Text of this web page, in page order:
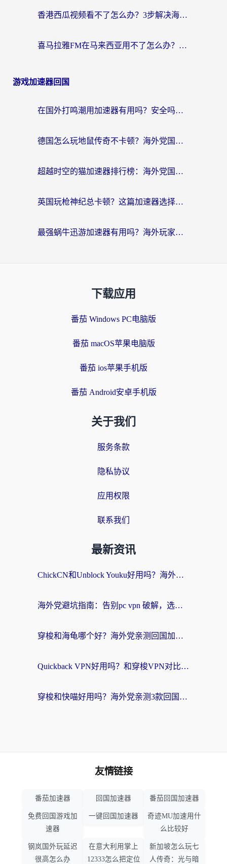
香港西瓜视频看不了怎么办？3步解决海外追剧难题，附靠谱加速器推荐
喜马拉雅FM在马来西亚用不了怎么办？海外华人亲测有效的回国加速指南
游戏加速器回国
在国外打鸣潮用加速器有用吗？安全吗？海外玩家国服游戏加速全指南
德国怎么玩地鼠传奇不卡顿？海外党国服游戏加速全攻略（含战双EVE实用指南）
超越时空的猫加速器排行榜：海外党国服游戏不卡顿的终极选择指南
英国玩枪神纪总卡顿？这篇加速器选择指南帮你告别延迟（附实测推荐）
最强蜗牛迅游加速器有用吗？海外玩家国服游戏加速避坑指南（附德国玩忍者必须死3流星蝴蝶剑解决办法）
下载应用
番茄 Windows PC电脑版
番茄 macOS苹果电脑版
番茄 ios苹果手机版
番茄 Android安卓手机版
关于我们
服务条款
隐私协议
应用权限
联系我们
最新资讯
ChickCN和Unblock Youku好用吗？海外党亲测3款回国加速器，附iOS免费选择指南
海外党避坑指南：告别pc vpn 破解，选对回国加速器轻松访问国内资源
穿梭和海龟哪个好？海外党亲测回国加速器，附电脑免费VPN推荐
Quickback VPN好用吗？和穿梭VPN对比哪个回国效果更好？海外党必看的真实测评与选择指南
穿梭和快喵好用吗？海外党亲测3款回国加速器，附日本回国VPN避坑指南
友情链接
番茄加速器 回国加速器 番茄回国加速器
免费回国游戏加
速器
一键回国加速器
奇迹MU加速用什
么比较好
钢岚国外玩延迟
很高怎么办
在意大利用掌上
12333怎么把定位
新加坡怎么玩七
人传奇：光与暗